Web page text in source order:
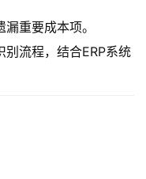
重要成本项。
别流程，结合ERP系统